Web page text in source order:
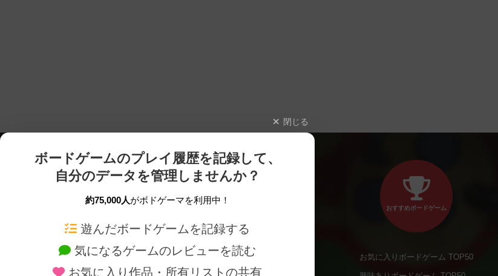
閉じる
ボードゲームのプレイ履歴を記録して、
自分のデータを管理しませんか？
約75,000人がボドゲーマを利用中！
遊んだボードゲームを記録する
気になるゲームのレビューを読む
お気に入り作品・所有リストの共有
ボードゲームを検索する 新作・再入荷情報
おすすめボードゲーム
お気に入りボードゲーム TOP50